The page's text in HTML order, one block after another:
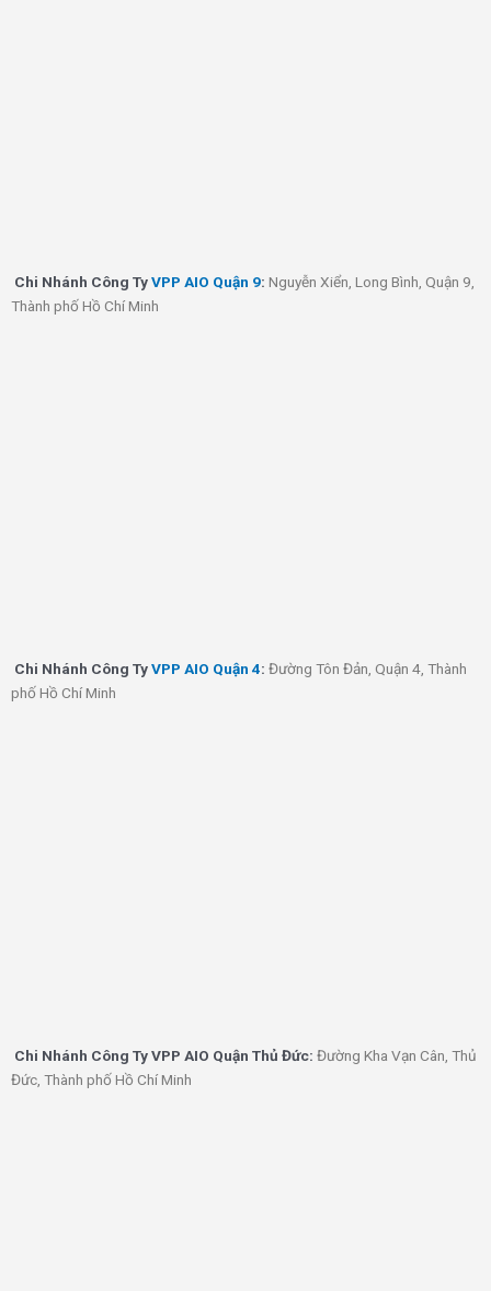
Chi Nhánh Công TyVPP AIO Quận 9: Nguyễn Xiển, Long Bình, Quận 9,
Thành phố Hồ Chí Minh
Chi Nhánh Công TyVPP AIO Quận 4: Đường Tôn Đản, Quận 4, Thành
phố Hồ Chí Minh
Chi Nhánh Công Ty VPP AIO Quận Thủ Đức: Đường Kha Vạn Cân, Thủ
Đức, Thành phố Hồ Chí Minh